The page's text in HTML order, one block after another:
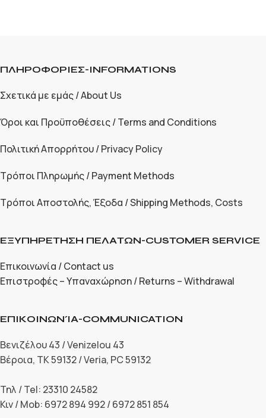
ΠΛΗΡΟΦΟΡΙΕΣ-INFORMATIONS
Σχετικά με εμάς / About Us
Όροι και Προϋποθέσεις / Terms and Conditions
Πολιτική Απορρήτου / Privacy Policy
Τρόποι Πληρωμής / Payment Methods
Τρόποι Αποστολής, Έξοδα / Shipping Methods, Costs
ΕΞΥΠΗΡΕΤΗΣΗ ΠΕΛΑΤΩΝ-CUSTOMER SERVICE
Επικοινωνία / Contact us
Επιστροφές – Υπαναχώρηση / Returns – Withdrawal
ΕΠΙΚΟΙΝΩΝΊΑ-COMMUNICATION
Βενιζέλου 43 / Venizelou 43
Βέροια, ΤΚ 59132 / Veria, PC 59132
Τηλ / Tel: 23310 24582
Κιν / Mob: 6972 894 992 / 6972 851 854